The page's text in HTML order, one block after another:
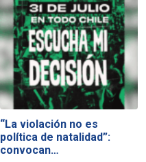
“La violación no es
política de natalidad”:
convocan…